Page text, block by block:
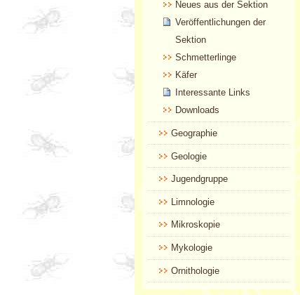
Neues aus der Sektion
Veröffentlichungen der
Sektion
Schmetterlinge
Käfer
Interessante Links
Downloads
Geographie
Geologie
Jugendgruppe
Limnologie
Mikroskopie
Mykologie
Ornithologie